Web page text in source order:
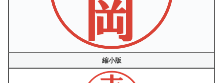
縮小版